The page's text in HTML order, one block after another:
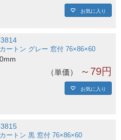
お気に入り
カートン グレー 窓付 76×86×60
単価 ～79円
お気に入り
カートン 黒 窓付 76×86×60